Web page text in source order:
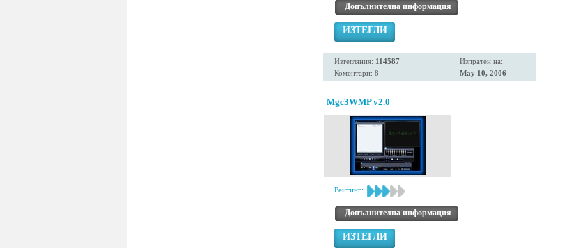
Допълнителна информация
ИЗТЕГЛИ
Изтегляния: 114587
Коментари: 8
Изпратен на:
May 10, 2006
Mgc3WMP v2.0
Рейтинг:
Допълнителна информация
ИЗТЕГЛИ